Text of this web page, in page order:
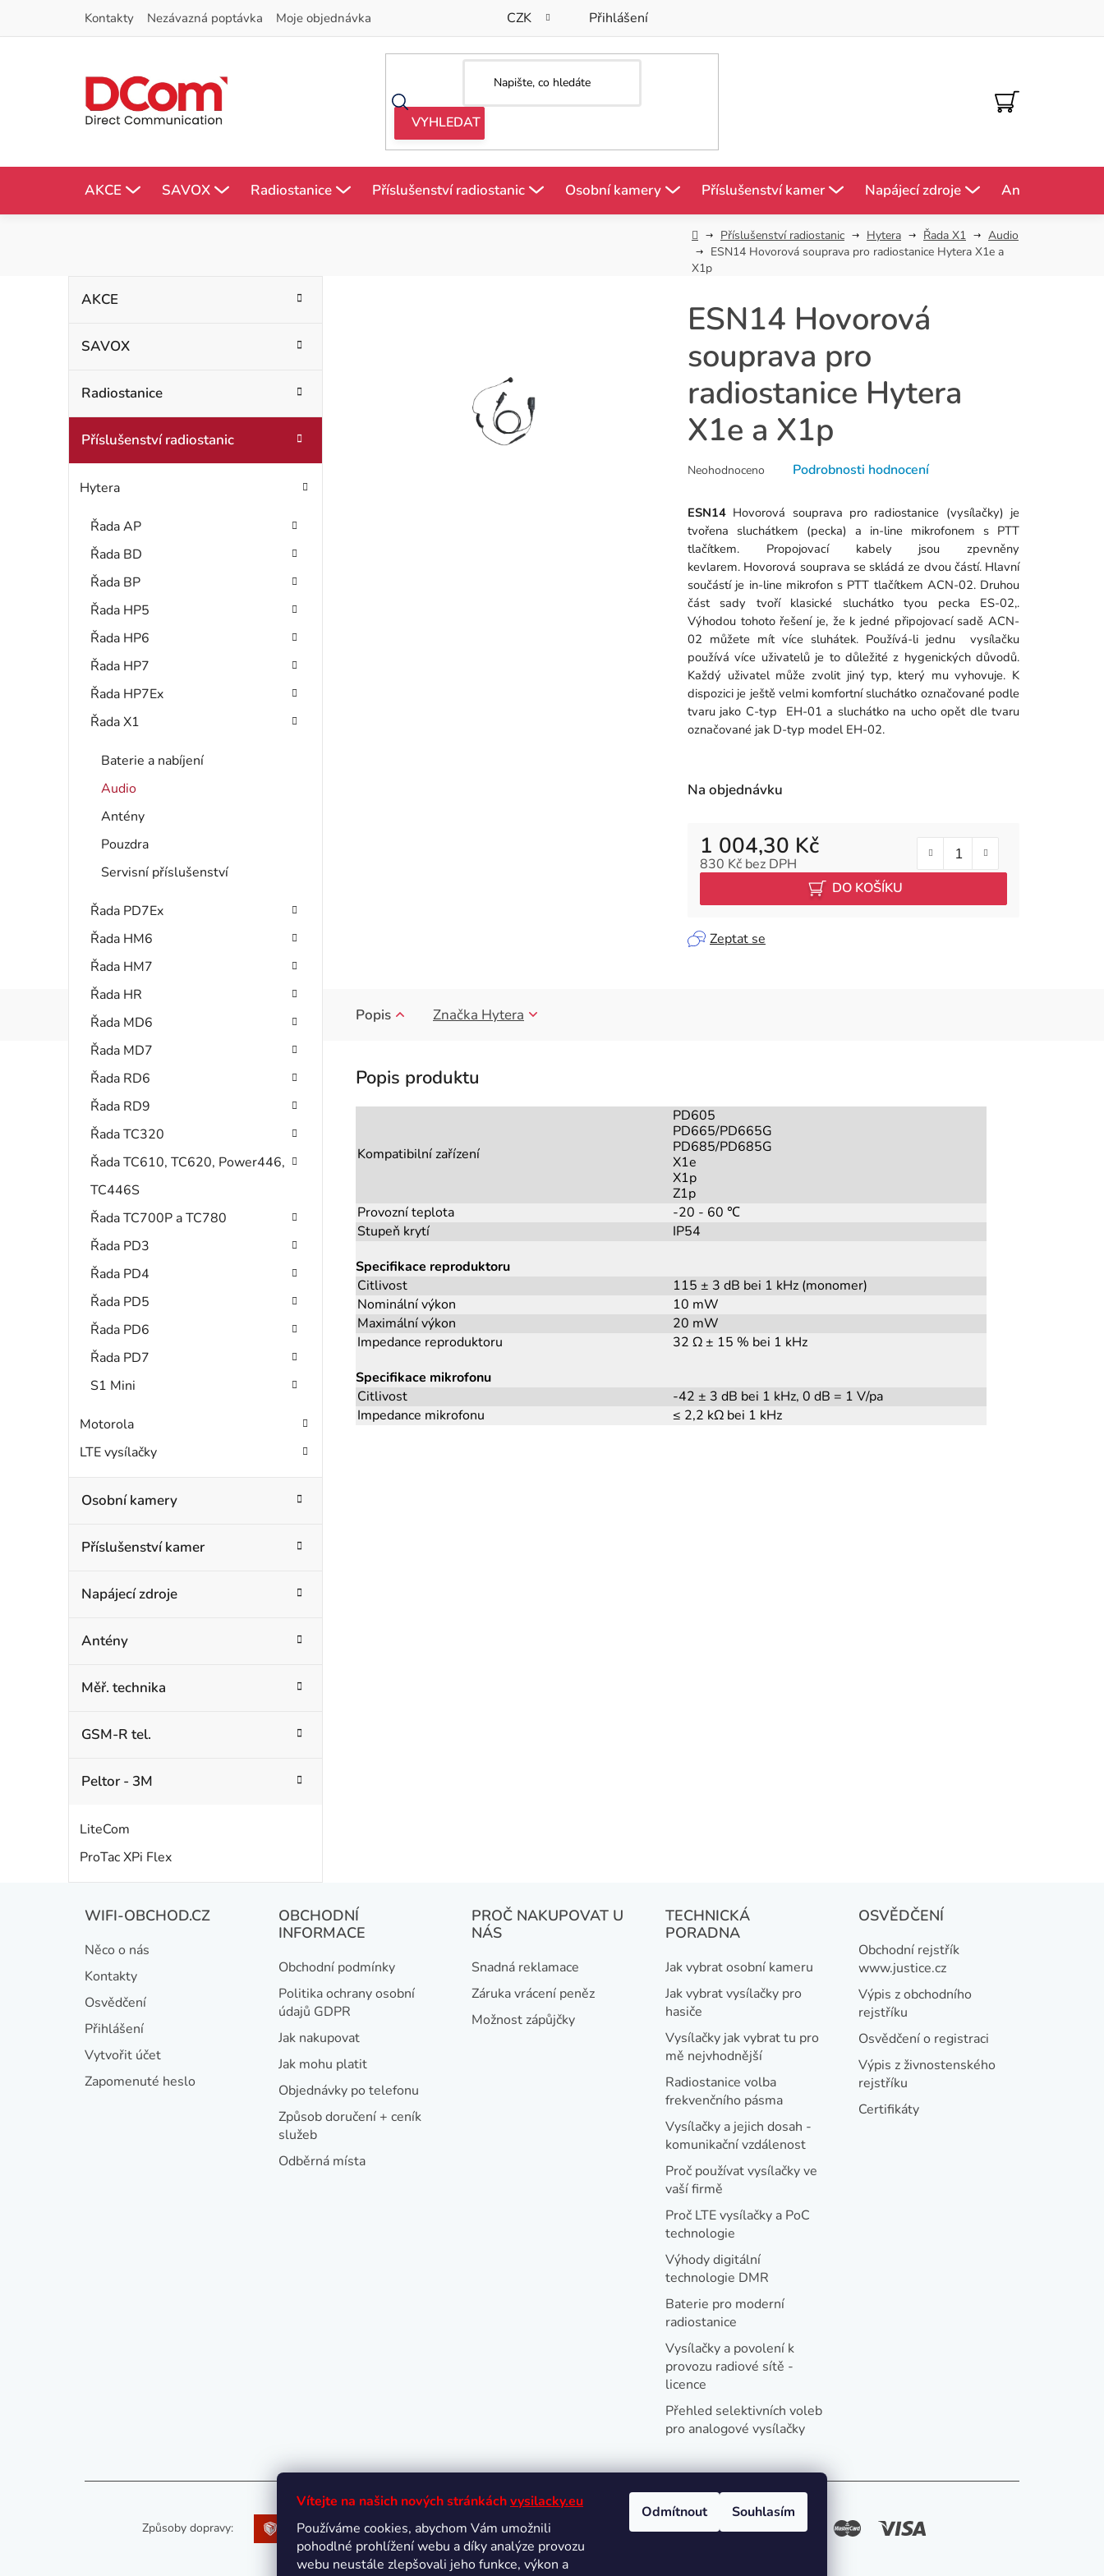
Vítejte na našich nových stránkáchvysilacky.eu
Používáme cookies, abychom Vám umožnili
pohodlné prohlížení webu a díky analýze provozu
webu neustále zlepšovali jeho funkce, výkon a
Odmítnout Souhlasím
Kontakty Nezávazná poptávka Moje objednávka CZK Přihlášení
NÁKUPNÍ
KOŠÍK
AKCE SAVOX Radiostanice Příslušenství radiostanic Osobní kamery Příslušenství kamer Napájecí zdroje Antény
DomůPříslušenství radiostanic Hytera Řada X1
Audio
ESN14 Hovorová souprava pro radiostanice Hytera X1e a
X1p
P
r
a
n
kategorie
r
e
AKCE
SAVOX
Radiostanice
Příslušenství radiostanic
Hytera
Řada AP
Řada BD
Řada BP
Řada HP5
Řada HP6
Řada HP7
Řada HP7Ex
Řada X1
Baterie a nabíjení
Audio
Antény
Pouzdra
Servisní příslušenství
Řada PD7Ex
Řada HM6
Řada HM7
Řada HR
Řada MD6
Řada MD7
Řada RD6
Řada RD9
Řada TC320
Řada TC610, TC620, Power446,
TC446S
Řada TC700P a TC780
Řada PD3
Řada PD4
Řada PD5
Řada PD6
Řada PD7
S1 Mini
Motorola
LTE vysílačky
Osobní kamery
Příslušenství kamer
Napájecí zdroje
Antény
Měř. technika
GSM-R tel.
Peltor - 3M
LiteCom
ProTac XPi Flex
ESN14 Hovorová
souprava pro
radiostanice Hytera
X1e a X1p
hodnocení
je
0,0
z
5
hvězdiček.
Neohodnoceno Podrobnosti hodnocení
ESN14 Hovorová souprava pro radiostanice (vysílačky) je
tvořena sluchátkem (pecka) a in-line mikrofonem s PTT
tlačítkem. Propojovací kabely jsou zpevněny
kevlarem. Hovorová souprava se skládá ze dvou částí. Hlavní
součástí je in-line mikrofon s PTT tlačítkem ACN-02. Druhou
část sady tvoří klasické sluchátko tyou pecka ES-02,.
Výhodou tohoto řešení je, že k jedné připojovací sadě ACN-
02 můžete mít více sluhátek. Používá-li jednu vysílačku
používá více uživatelů je to důležité z hygenických důvodů.
Každý uživatel může zvolit jiný typ, který mu vyhovuje. K
dispozici je ještě velmi komfortní sluchátko označované podle
tvaru jako C-typ EH-01 a sluchátko na ucho opět dle tvaru
označované jak D-typ model EH-02.
Na objednávku
1 004,30 Kč
830 Kč bez DPH
Měrná cena:
DO KOŠÍKU
Zeptat se
Popis Značka Hytera
Kompatibilní zařízení
PD605
PD665/PD665G
PD685/PD685G
X1e
X1p
Z1p
Provozní teplota
-20 - 60 ℃
Stupeň krytí
IP54
Specifikace reproduktoru
Citlivost
115 ± 3 dB bei 1 kHz (monomer)
Nominální výkon
10 mW
Maximální výkon
20 mW
Impedance reproduktoru
32 Ω ± 15 % bei 1 kHz
Specifikace mikrofonu
Citlivost
-42 ± 3 dB bei 1 kHz, 0 dB = 1 V/pa
Impedance mikrofonu
≤ 2,2 kΩ bei 1 kHz
WIFI-OBCHOD.CZ
Něco o nás
Kontakty
Osvědčení
Přihlášení
Vytvořit účet
Zapomenuté heslo
OBCHODNÍ
INFORMACE
Obchodní podmínky
Politika ochrany osobní
údajů GDPR
Jak nakupovat
Jak mohu platit
Objednávky po telefonu
Způsob doručení + ceník
služeb
Odběrná místa
PROČ NAKUPOVAT U
NÁS
Snadná reklamace
Záruka vrácení peněz
Možnost zápůjčky
TECHNICKÁ
PORADNA
Jak vybrat osobní kameru
Jak vybrat vysílačky pro
hasiče
Vysílačky jak vybrat tu pro
mě nejvhodnější
Radiostanice volba
frekvenčního pásma
Vysílačky a jejich dosah -
komunikační vzdálenost
Proč používat vysílačky ve
vaší firmě
Proč LTE vysílačky a PoC
technologie
Výhody digitální
technologie DMR
Baterie pro moderní
radiostanice
Vysílačky a povolení k
provozu radiové sítě -
licence
Přehled selektivních voleb
pro analogové vysílačky
OSVĚDČENÍ
Obchodní rejstřík
www.justice.cz
Výpis z obchodního
rejstříku
Osvědčení o registraci
Výpis z živnostenského
rejstříku
Certifikáty
Způsoby dopravy: Oblíbené způsoby platby: